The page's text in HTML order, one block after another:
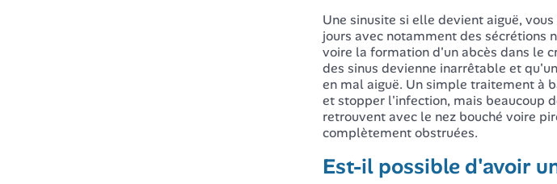
Une sinusite si elle devient aiguë,
jours avec notamment des sécrétions
voire la formation d'un abcès dans le
des sinus devienne inarrêtable et
en mal aiguë. Un simple traitement à
et stopper l'infection, mais beaucoup
retrouvent avec le nez bouché voire
complètement obstruées.
Est-il possible d'avoir